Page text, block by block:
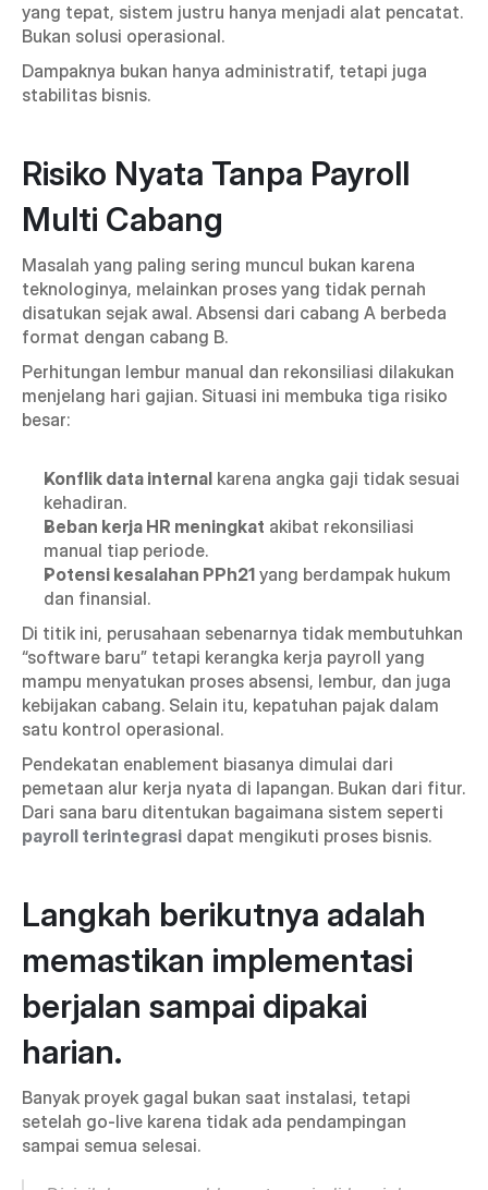
yang tepat, sistem justru hanya menjadi alat pencatat.
Bukan solusi operasional.
Dampaknya bukan hanya administratif, tetapi juga
stabilitas bisnis.
Risiko Nyata Tanpa Payroll
Multi Cabang
Masalah yang paling sering muncul bukan karena
teknologinya, melainkan proses yang tidak pernah
disatukan sejak awal. Absensi dari cabang A berbeda
format dengan cabang B.
Perhitungan lembur manual dan rekonsiliasi dilakukan
menjelang hari gajian. Situasi ini membuka tiga risiko
besar:
Konflik data internal karena angka gaji tidak sesuai
kehadiran.
Beban kerja HR meningkat akibat rekonsiliasi
manual tiap periode.
Potensi kesalahan PPh21 yang berdampak hukum
dan finansial.
Di titik ini, perusahaan sebenarnya tidak membutuhkan
“software baru” tetapi kerangka kerja payroll yang
mampu menyatukan proses absensi, lembur, dan juga
kebijakan cabang. Selain itu, kepatuhan pajak dalam
satu kontrol operasional.
Pendekatan enablement biasanya dimulai dari
pemetaan alur kerja nyata di lapangan. Bukan dari fitur.
payroll terintegrasi dapat mengikuti proses bisnis.
Langkah berikutnya adalah
memastikan implementasi
berjalan sampai dipakai
harian.
Banyak proyek gagal bukan saat instalasi, tetapi
setelah go-live karena tidak ada pendampingan
sampai semua selesai.